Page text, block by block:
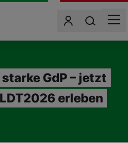
BenutzerWonach
MENU
GdP – jetzt
erleben